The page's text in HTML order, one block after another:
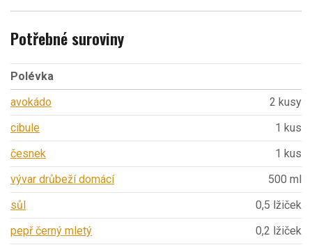
Potřebné suroviny
Polévka
avokádo
2 kusy
cibule
1 kus
česnek
1 kus
vývar drůbeží domácí
500 ml
sůl
0,5 lžiček
pepř černý mletý
0,2 lžiček